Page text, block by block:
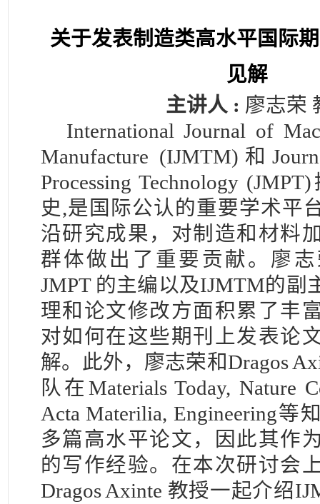
关于发表制造类高水平国际
见解
主讲人 : 廖志荣
International Journal of
Manufacture (IJMTM)和
Processing Technology
史,是国际公认的重要学术平
沿研究成果，对制造和材料
群体做出了重要贡献。廖
JMPT 的主编以及IJMTM的副
理和论文修改方面积累了丰
对如何在这些期刊上发表论
解。此外，廖志荣和Dragos
队在Materials Today, Nature
Acta Materilia, Engineering等
多篇高水平论文，因此其作
的写作经验。在本次研讨会
Dragos Axinte 教授一起介绍